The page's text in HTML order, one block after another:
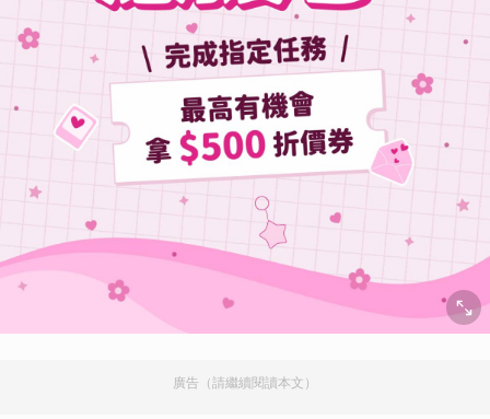
廣告（請繼續閱讀本文）